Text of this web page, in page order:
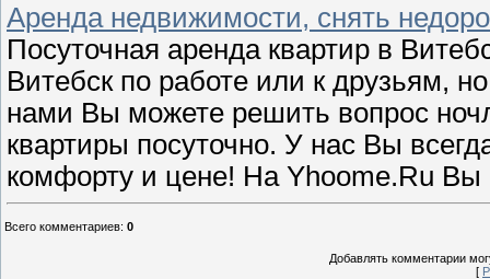
Аренда недвижимости, снять
Посуточная аренда квартир в
Витебск по работе или к друзьям,
нами Вы можете решить вопрос
квартиры посуточно. У нас Вы
комфорту и цене! На Yhoome.Ru Вы
Всего комментариев: 0
Добавлять комментарии
[